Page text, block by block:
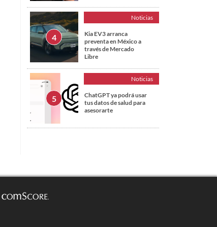
Noticias
Kia EV3 arranca
preventa en México a
través de Mercado
Libre
Noticias
ChatGPT ya podrá usar
tus datos de salud para
asesorarte